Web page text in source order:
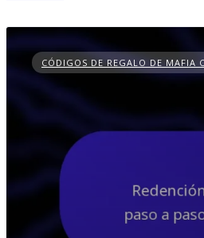
CÓDIGOS DE REGALO DE MAFIA